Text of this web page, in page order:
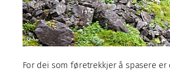
For dei som føretrekkjer å spasere